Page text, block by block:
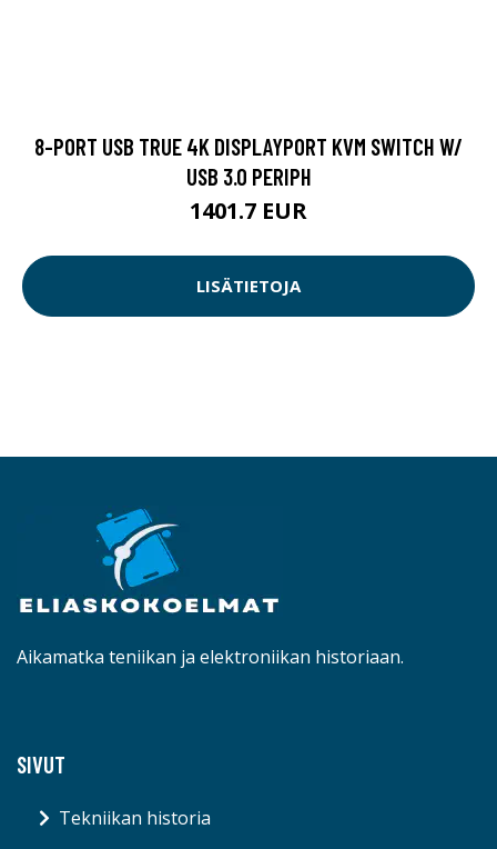
8-PORT USB TRUE 4K DISPLAYPORT KVM SWITCH W/
USB 3.0 PERIPH
1401.7 EUR
LISÄTIETOJA
Aikamatka teniikan ja elektroniikan historiaan.
SIVUT
Tekniikan historia